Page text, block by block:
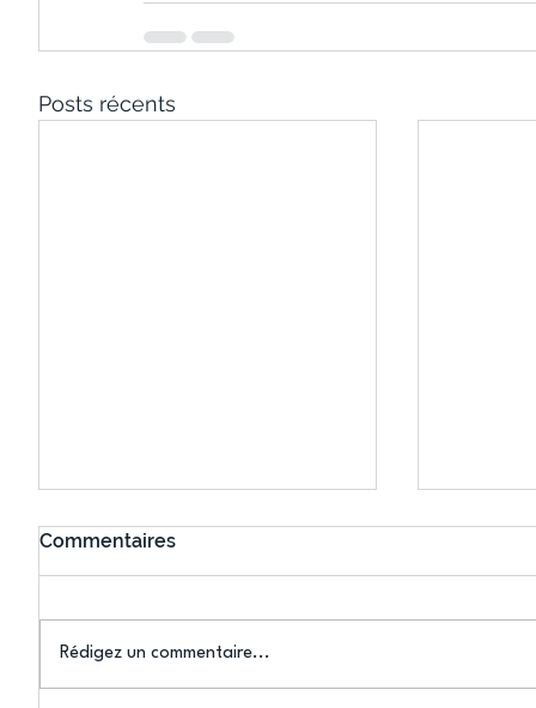
Posts récents
Commentaires
Rédigez un commentaire...